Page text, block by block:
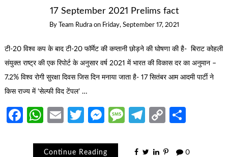
17 September 2021 Prelims fact
By Team Rudra on Friday, September 17, 2021
टी-20 विश्व कप के बाद टी-20 फॉर्मेट की कप्तानी छोड़ने की घोषणा की है- बिराट कोहली
संयुक्त राष्ट्र की एक रिपोर्ट के अनुसार वर्ष 2021 में भारत की विकास दर का अनुमान –
7.2% विश्व रोगी सुरक्षा दिवस जिस दिन मनाया जाता है- 17 सितंबर आम आदमी पार्टी ने
किस राज्य में ‘सेल्फी विद टेंपल’ …
Facebook
WhatsApp
EmailTwitter
Messenger
Message
Telegram
Copy
Continue Reading 0